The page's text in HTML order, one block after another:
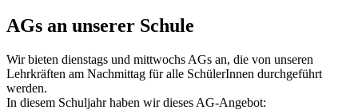
AGs an unserer Schule
Wir bieten dienstags und mittwochs AGs an, die von unseren
Lehrkräften am Nachmittag für alle SchülerInnen durchgeführt
werden.
In diesem Schuljahr haben wir dieses AG-Angebot: